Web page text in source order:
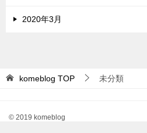
2020年3月
komeblog TOP 未分類
© 2019 komeblog